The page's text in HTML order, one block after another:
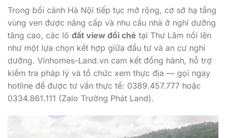
Trong bối cảnh Hà Nội tiếp tục mở rộng, cơ sở hạ tầng
vùng ven được nâng cấp và nhu cầu nhà ở nghỉ dưỡng
tăng cao, các lô đất view đồi chè tại Thư Lâm nổi lên
như một lựa chọn kết hợp giữa đầu tư và an cư nghỉ
dưỡng. Vinhomes-Land.vn cam kết đồng hành, hỗ trợ
kiểm tra pháp lý và tổ chức xem thực địa — gọi ngay
hotline để được tư vấn thực tế: 0389.457.777 hoặc
0334.861.111 (Zalo Trường Phát Land).